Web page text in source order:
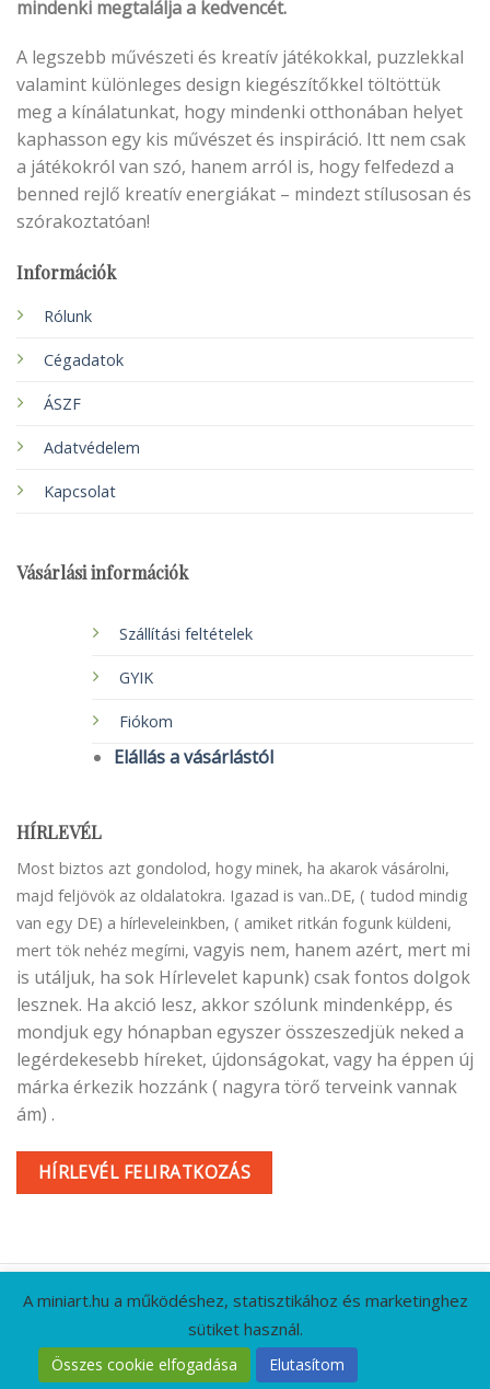
mindenki megtalálja a kedvencét.
A legszebb művészeti és kreatív játékokkal, puzzlekkal
valamint különleges design kiegészítőkkel töltöttük
meg a kínálatunkat, hogy mindenki otthonában helyet
kaphasson egy kis művészet és inspiráció. Itt nem csak
a játékokról van szó, hanem arról is, hogy felfedezd a
benned rejlő kreatív energiákat – mindezt stílusosan és
szórakoztatóan!
Információk
Rólunk
Cégadatok
ÁSZF
Adatvédelem
Kapcsolat
Vásárlási információk
Szállítási feltételek
GYIK
Fiókom
Elállás a vásárlástól
HÍRLEVÉL
Most biztos azt gondolod, hogy minek, ha akarok vásárolni,
majd feljövök az oldalatokra. Igazad is van..DE, ( tudod mindig
van egy DE) a hírleveleinkben, ( amiket ritkán fogunk küldeni,
mert tök nehéz megírni, vagyis nem, hanem azért, mert mi
is utáljuk, ha sok Hírlevelet kapunk) csak fontos dolgok
lesznek. Ha akció lesz, akkor szólunk mindenképp, és
mondjuk egy hónapban egyszer összeszedjük neked a
legérdekesebb híreket, újdonságokat, vagy ha éppen új
márka érkezik hozzánk ( nagyra törő terveink vannak
ám) .
HÍRLEVÉL FELIRATKOZÁS
KAPCSOLAT GYIK CÉGADATOK
ÁSZF
ADATVÉDELMI IRÁNYELVEK
RÓLUNK
A miniart.hu a működéshez, statisztikához és marketinghez
sütiket használ.
Összes cookie elfogadása Elutasítom